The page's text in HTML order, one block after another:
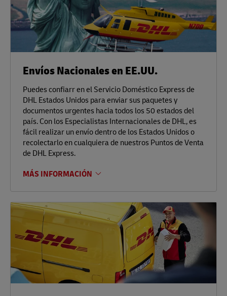
Envíos Nacionales en EE.UU.
Puedes confiarr en el Servicio Doméstico Express de
DHL Estados Unidos para enviar sus paquetes y
documentos urgentes hacia todos los 50 estados del
país. Con los Especialistas Internacionales de DHL, es
fácil realizar un envío dentro de los Estados Unidos o
recolectarlo en cualquiera de nuestros Puntos de Venta
de DHL Express.
MÁS INFORMACIÓN